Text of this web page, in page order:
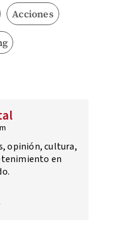
Acciones
opinión, cultura,
en